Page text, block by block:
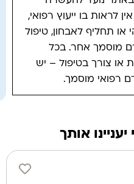
לראות בו ייעוץ רפואי,
תחליף לאבחון, טיפול
מוסמך אחר. בכל
צורך בטיפול – יש
רפואי מוסמך.
אותך